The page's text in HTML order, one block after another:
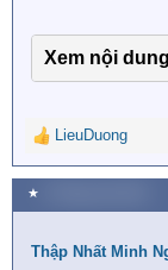
Xem nội
R
e
a
c
i
LieuDuong
★
Thập Nhất Minh